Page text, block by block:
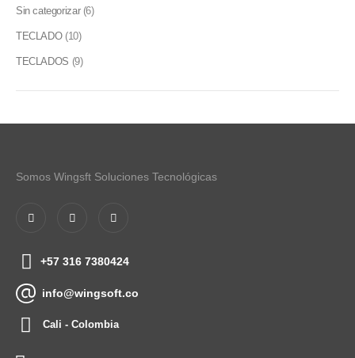
Sin categorizar (6)
TECLADO (10)
TECLADOS (9)
Somos Wingsft Soluciones Tecnológicas
+57 316 7380424
info@wingsoft.co
Cali - Colombia